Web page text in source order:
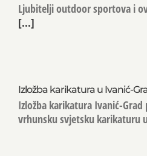
Ljubitelji outdoor sportova i
[...]
Izložba karikatura u Ivanić-
Izložba karikatura Ivanić-
vrhunsku svjetsku karikaturu